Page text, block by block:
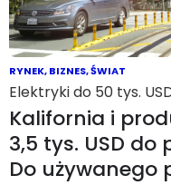
RYNEK,BIZNES,ŚWIAT
Elektryki do 50 tys.
Kalifornia i
3,5 tys. USD do
Do używanego